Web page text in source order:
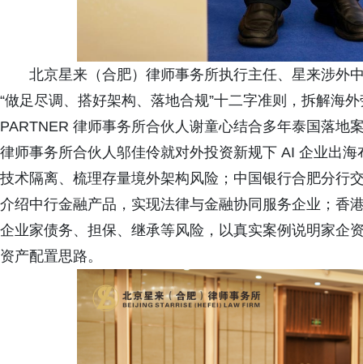
北京星来（合肥）律师事务所执行主任、星来涉外
“做足尽调、搭好架构、落地合规”十二字准则，拆解海
PARTNER 律师事务所合伙人谢童心结合多年泰国落地
律师事务所合伙人邬佳伶就对外投资新规下 AI 企业出
技术隔离、梳理存量境外架构风险；中国银行合肥分行
介绍中行金融产品，实现法律与金融协同服务企业；香
企业家债务、担保、继承等风险，以真实案例说明家企
资产配置思路。